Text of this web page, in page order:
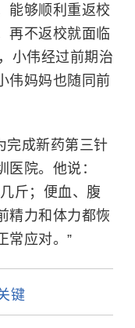
能够顺利重返校
再不返校就面临
小伟经过前期治
伟妈妈也随同前
完成新药第三针
院。他说：
斤；便血、腹
精力和体力都恢
常应对。”
键